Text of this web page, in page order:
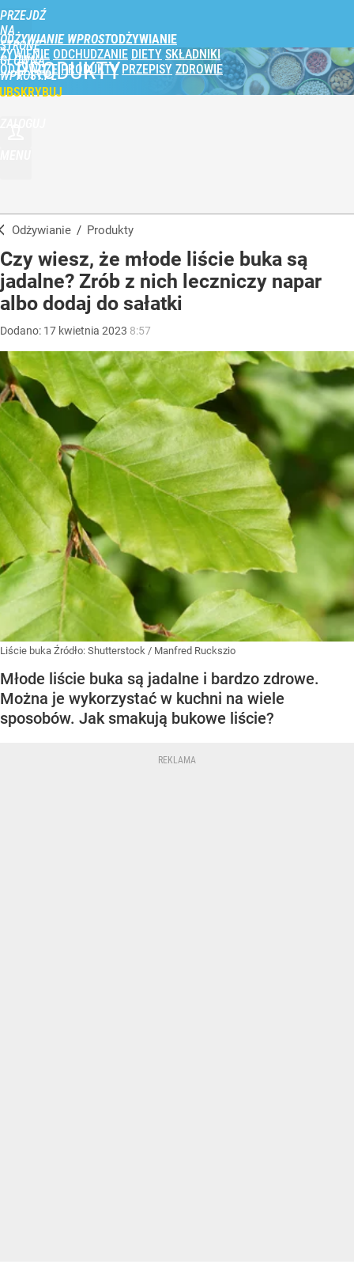
PRZEJDŹ
NA
STRONĘ
GŁÓWNĄ
WPROST.PL
ODŻYWIANIE WPROST
ŻYWIENIE ODCHUDZANIE DIETY SKŁADNIKI
ODŻYWCZE PRODUKTY PRZEPISY ZDROWIE
PRODUKTY
Odżywianie / Produkty
Czy wiesz, że młode liście buka są
jadalne? Zrób z nich leczniczy napar
albo dodaj do sałatki
Dodano: 17 kwietnia 2023 8:57
Liście buka Źródło: Shutterstock / Manfred Ruckszio
Młode liście buka są jadalne i bardzo zdrowe.
Można je wykorzystać w kuchni na wiele
sposobów. Jak smakują bukowe liście?